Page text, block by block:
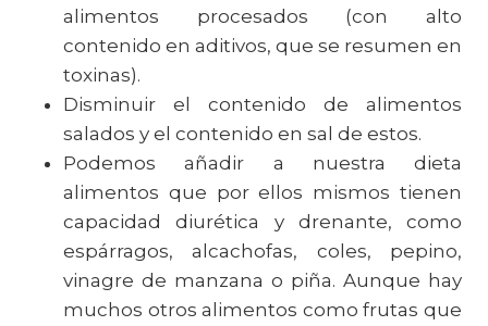
alimentos procesados (con alto
contenido en aditivos, que se resumen en
toxinas).
Disminuir el contenido de alimentos
salados y el contenido en sal de estos.
Podemos añadir a nuestra dieta
alimentos que por ellos mismos tienen
capacidad diurética y drenante, como
espárragos, alcachofas, coles, pepino,
vinagre de manzana o piña. Aunque hay
muchos otros alimentos como frutas que